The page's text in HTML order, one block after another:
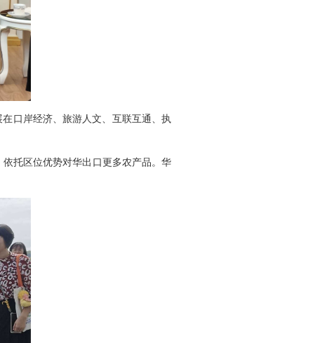
口岸经济、旅游人文、互联互通、执
托区位优势对华出口更多农产品。华